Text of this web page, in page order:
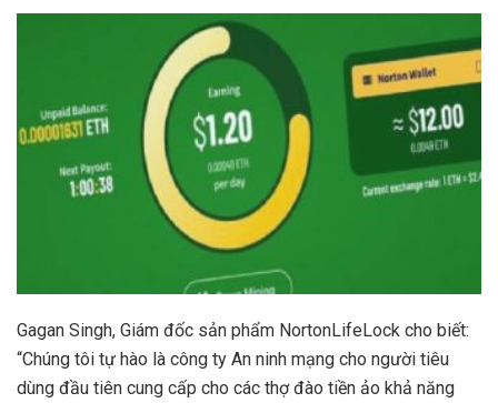
Gagan Singh, Giám đốc sản phẩm NortonLifeLock cho biết:
“Chúng tôi tự hào là công ty An ninh mạng cho người tiêu
dùng đầu tiên cung cấp cho các thợ đào tiền ảo khả năng